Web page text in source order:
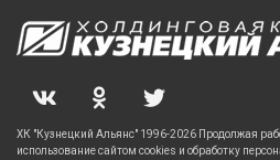
ХК "Кузнецкий Альянс" 1996-2026 Продолжая
использование сайтом cookies и обработку